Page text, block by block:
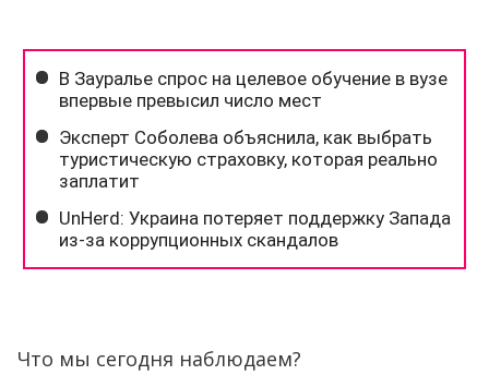
Что мы сегодня наблюдаем?